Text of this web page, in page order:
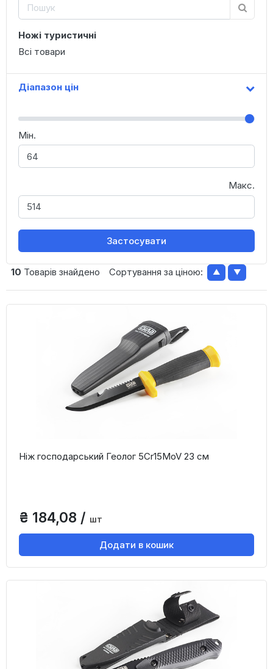
Ножі туристичні
Всі товари
Діапазон цін
Мін.
Макс.
Застосувати
10 Товарів знайдено Сортування за ціною: ▲ ▼
Ніж господарський Геолог 5Cr15MoV 23 см
₴ 184,08 / шт
Додати в кошик